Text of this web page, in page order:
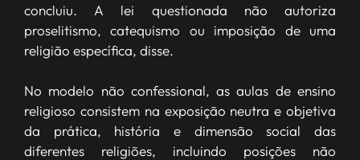
concluiu. A lei questionada não autoriza
proselitismo, catequismo ou imposição de uma
religião específica, disse.
No modelo não confessional, as aulas de ensino
religioso consistem na exposição neutra e objetiva
da prática, história e dimensão social das
diferentes religiões, incluindo posições não